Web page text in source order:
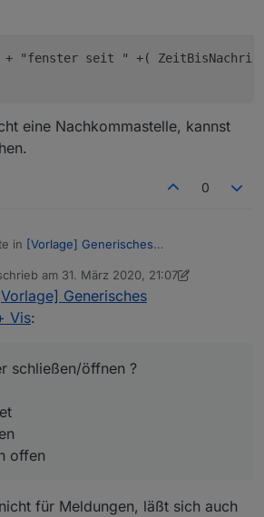
+ "fenster seit " +(
eine Nachkommastelle, kannst
0
in [Vorlage] Generisches
sagte in[Vorlage] Generisches
+ Vis
Minuten geöffnet!
Dir in Zeile 11?
= 2000 // 300000 ms = 5
an der Meldung, die kurze Zeit, oder
abgesehen davon redet sich
extra eingestellt, ich will ja die Nachricht
schließen/öffnen ?
am 31. März 2020, 21:07
editiert von Pittini
Generisches
Vis:
schließen/öffnen ?
offen
für Meldungen, läßt sich auch